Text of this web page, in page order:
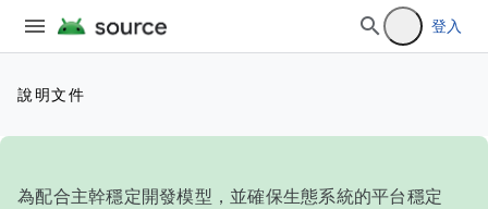
登入
說明文件
為配合主幹穩定開發模型，並確保生態系統的平台穩定